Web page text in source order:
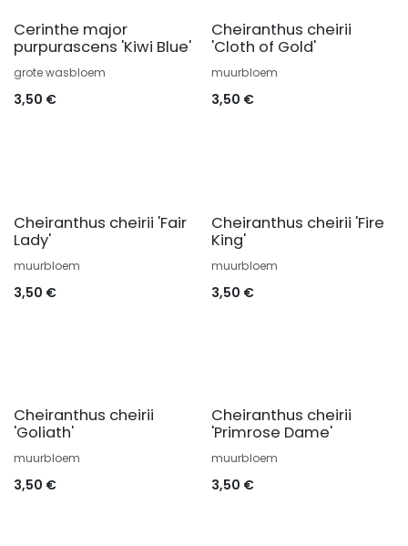
Cerinthe major
purpurascens 'Kiwi Blue'
grote wasbloem
3,50 €
Cheiranthus cheirii
'Cloth of Gold'
muurbloem
3,50 €
Cheiranthus cheirii 'Fair
Lady'
muurbloem
3,50 €
Cheiranthus cheirii 'Fire
King'
muurbloem
3,50 €
Cheiranthus cheirii
'Goliath'
muurbloem
3,50 €
Cheiranthus cheirii
'Primrose Dame'
muurbloem
3,50 €